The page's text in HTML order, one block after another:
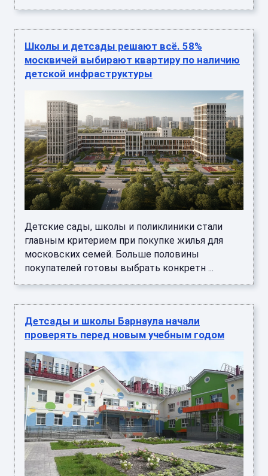
Школы и детсады решают всё. 58%
москвичей выбирают квартиру по наличию
детской инфраструктуры
Детские сады, школы и поликлиники стали
главным критерием при покупке жилья для
московских семей. Больше половины
покупателей готовы выбрать конкретн ...
Детсады и школы Барнаула начали
проверять перед новым учебным годом